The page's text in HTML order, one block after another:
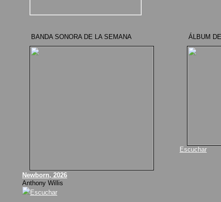
BANDA SONORA DE LA SEMANA
Newborn, 2026
Anthony Willis
Escuchar
ÁLBUM
Escuchar